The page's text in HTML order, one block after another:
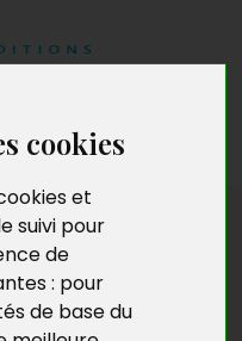
cookies
et
suivi pour
de
: pour
de base du